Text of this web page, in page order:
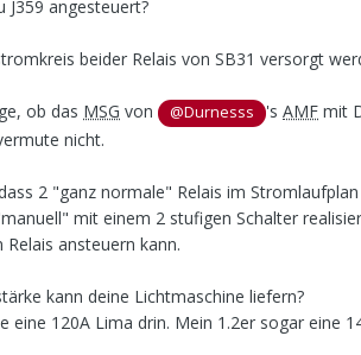
J359 angesteuert?
beider Relais von SB31 versorgt
ob das MSG von @Durnesss 'sAMF mit
nicht.
2 "ganz normale" Relais im
mit einem 2 stufigen Schalter
Relais ansteuern kann.
kann deine Lichtmaschine liefern?
eine 120A Lima drin. Mein 1.2er sogar eine